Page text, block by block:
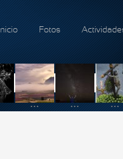
Inicio Fotos
... ... ...